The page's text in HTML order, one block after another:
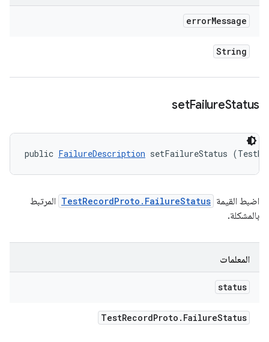
errorMessage
String
setFailureStatus
public FailureDescription setFailureStatus
اضبط القيمة TestRecordProto.FailureStatus المرتبط
بالمشكلة.
المعلمات
status
TestRecordProto . FailureStatus